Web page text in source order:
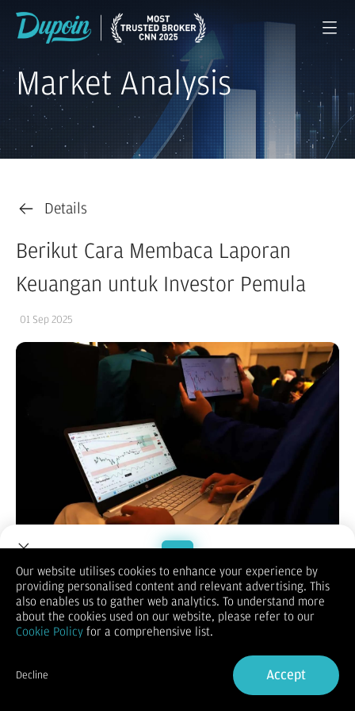
Market Analysis
Details
Berikut Cara Membaca Laporan
Keuangan untuk Investor Pemula
01 Sep 2025
kondisi keuangan sebuah perusahaan. Sayangnya, tidak semua
investor dapat membaca laporan keuangan yang bersifat
teknis sehingga sering membuat bingung para investor
terutama buat Anda yang baru terjun ke dunia pasar modal.
Jangan berkecil hati, PT BNI Sekuritas sebagai perusahaan
sekuritas ingin memberikan dukungan literasi keuangan agar
para investor dapat membangun kebiasaan berinvestasi
berbasis data, bukan sekadar mengikuti tren pasar. Memahami
laporan keuangan adalah langkah awal menuju pengambilan
Welcome to Dupoin.
Trade with a Trusted Broker
Sign in
Our website utilises cookies to enhance your experience by
providing personalised content and relevant advertising. This
also enables us to gather web analytics. To understand more
about the cookies used on our website, please refer to our
Cookie Policy for a comprehensive list.
Decline Accept